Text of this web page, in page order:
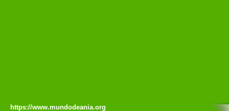
https://www.mundodeania.org